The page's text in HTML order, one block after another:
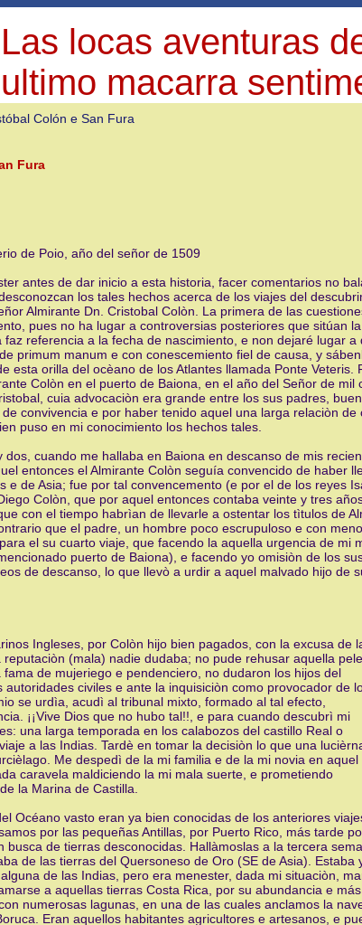
Las locas aventuras
ultimo macarra
Colón e San Fura
Fura
de Poio, año del señor de 1509
antes de dar inicio a esta historia, facer comentarios no
los tales hechos acerca de los viajes del
Almirante Dn. Cristobal Colòn. La primera de las
pues no ha lugar a controversias posteriores que sitúan
faz referencia a la fecha de nascimiento, e non dejaré lugar
primum manum e con conescemiento fiel de causa, y
esta orilla del ocèano de los Atlantes llamada Ponte
Colòn en el puerto de Baiona, en el año del Señor de mil
cuia advocaciòn era grande entre los sus padres,
convivencia e por haber tenido aquel una larga relaciòn
puso en mi conocimiento los hechos tales.
cuando me hallaba en Baiona en descanso de mis
entonces el Almirante Colòn seguía convencido de haber
e de Asia; fue por tal convencemento (e por el de los reyes
Colòn, que por aquel entonces contaba veinte y tres
con el tiempo habrìan de llevarle a ostentar los tìtulos de
que el padre, un hombre poco escrupuloso e con
el su cuarto viaje, que facendo la aquella urgencia de mi
puerto de Baiona), e facendo yo omisiòn de los
de descanso, lo que llevò a urdir a aquel malvado hijo de
Ingleses, por Colòn hijo bien pagados, con la excusa de
(mala) nadie dudaba; no pude rehusar aquella
de mujeriego e pendenciero, no dudaron los hijos del
civiles e ante la inquisiciòn como provocador de
se urdìa, acudì al tribunal mixto, formado al tal efecto,
¡¡Vive Dios que no hubo tal!!, e para cuando descubrì mi
una larga temporada en los calabozos del castillo Real o
a las Indias. Tardè en tomar la decisiòn lo que una
Me despedì de la mi familia e de la mi novia en aquel
caravela maldiciendo la mi mala suerte, e prometiendo
la Marina de Castilla.
Océano vasto eran ya bien conocidas de los anteriores
por las pequeñas Antillas, por Puerto Rico, más tarde
busca de tierras desconocidas. Hallàmoslas a la tercera
de las tierras del Quersoneso de Oro (SE de Asia).
de las Indias, pero era menester, dada mi situaciòn,
a aquellas tierras Costa Rica, por su abundancia e
numerosas lagunas, en una de las cuales anclamos la
Eran aquellos habitantes agricultores e artesanos, e